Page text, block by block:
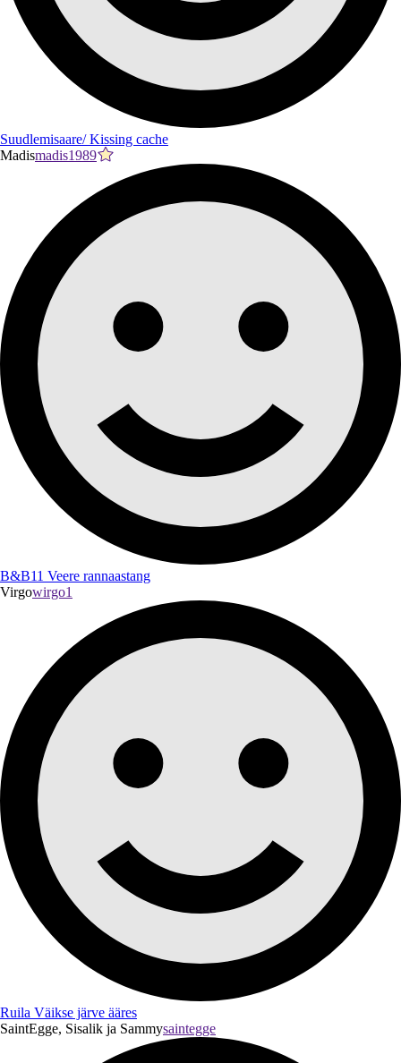
Suudlemisaare/ Kissing cache
Madismadis1989
B&B11 Veere rannaastang
Virgowirgo1
Ruila Väikse järve ääres
SaintEgge, Sisalik ja Sammysaintegge